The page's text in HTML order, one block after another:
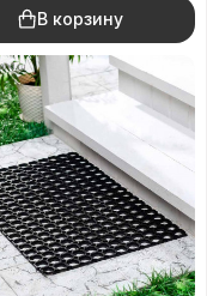
В корзину